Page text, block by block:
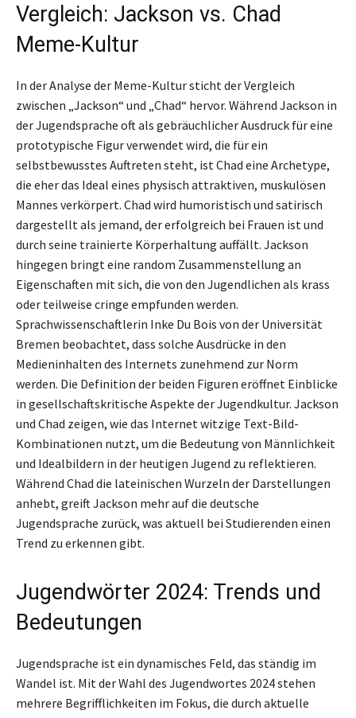
Vergleich: Jackson vs. Chad
Meme-Kultur
In der Analyse der Meme-Kultur sticht der Vergleich
zwischen „Jackson“ und „Chad“ hervor. Während Jackson in
der Jugendsprache oft als gebräuchlicher Ausdruck für eine
prototypische Figur verwendet wird, die für ein
selbstbewusstes Auftreten steht, ist Chad eine Archetype,
die eher das Ideal eines physisch attraktiven, muskulösen
Mannes verkörpert. Chad wird humoristisch und satirisch
dargestellt als jemand, der erfolgreich bei Frauen ist und
durch seine trainierte Körperhaltung auffällt. Jackson
hingegen bringt eine random Zusammenstellung an
Eigenschaften mit sich, die von den Jugendlichen als krass
oder teilweise cringe empfunden werden.
Sprachwissenschaftlerin Inke Du Bois von der Universität
Bremen beobachtet, dass solche Ausdrücke in den
Medieninhalten des Internets zunehmend zur Norm
werden. Die Definition der beiden Figuren eröffnet Einblicke
in gesellschaftskritische Aspekte der Jugendkultur. Jackson
und Chad zeigen, wie das Internet witzige Text-Bild-
Kombinationen nutzt, um die Bedeutung von Männlichkeit
und Idealbildern in der heutigen Jugend zu reflektieren.
Während Chad die lateinischen Wurzeln der Darstellungen
anhebt, greift Jackson mehr auf die deutsche
Jugendsprache zurück, was aktuell bei Studierenden einen
Trend zu erkennen gibt.
Jugendwörter 2024: Trends und
Bedeutungen
Jugendsprache ist ein dynamisches Feld, das ständig im
Wandel ist. Mit der Wahl des Jugendwortes 2024 stehen
mehrere Begrifflichkeiten im Fokus, die durch aktuelle